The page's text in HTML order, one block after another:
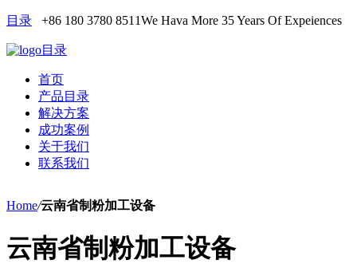
目录 +86 180 3780 8511We Hava More 35 Years Of Expeiences
目录
首页
产品目录
解决方案
成功案例
关于我们
联系我们
Home/云南省制粉加工设备
云南省制粉加工设备